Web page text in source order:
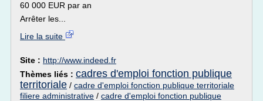
60 000 EUR par an
Arrêter les...
Lire la suite
Site : http://www.indeed.fr
Thèmes liés : cadres d'emploi fonction publique
territoriale / cadre d'emploi fonction publique territoriale
filiere administrative / cadre d'emploi fonction publique